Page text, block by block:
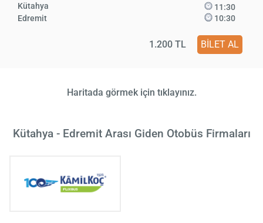
Kütahya
Edremit
11:30
10:30
1.200 TL BİLET AL
Haritada görmek için tıklayınız.
Kütahya - Edremit Arası Giden Otobüs Firmaları